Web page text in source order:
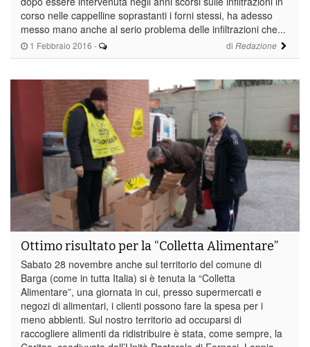
1 Febbraio 2016 - di Redazione
corso nelle cappelline soprastanti i forni stessi, ha adesso
messo mano anche al serio problema delle infiltrazioni che...
Ottimo risultato per la “Colletta Alimentare”
Sabato 28 novembre anche sul territorio del comune di
Barga (come in tutta Italia) si è tenuta la “Colletta
Alimentare”, una giornata in cui, presso supermercati e
negozi di alimentari, i clienti possono fare la spesa per i
meno abbienti. Sul nostro territorio ad occuparsi di
raccogliere alimenti da ridistribuire è stata, come sempre, la